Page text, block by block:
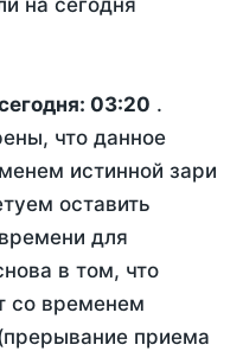
на сегодня
03:20 .
что данное
истинной зари
оставить
для
в том, что
со временем
приема